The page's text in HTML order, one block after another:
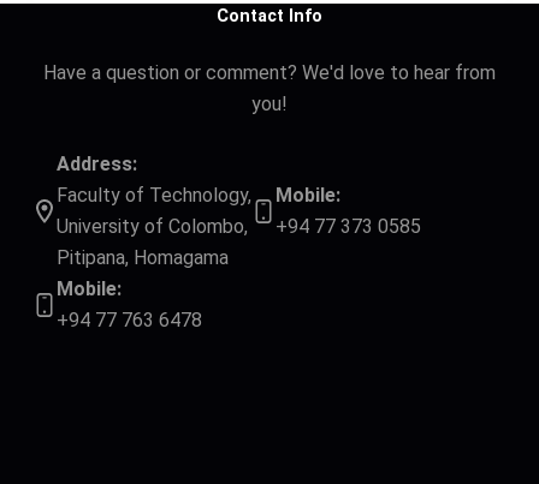
Contact Info
Have a question or comment? We'd love to hear from
you!
Address:
Faculty of Technology,
University of Colombo,
Pitipana, Homagama
Mobile:
+94 77 373 0585
Mobile:
+94 77 763 6478